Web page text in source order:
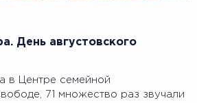
День августовского
в Центре семейной
71 множество раз звучали